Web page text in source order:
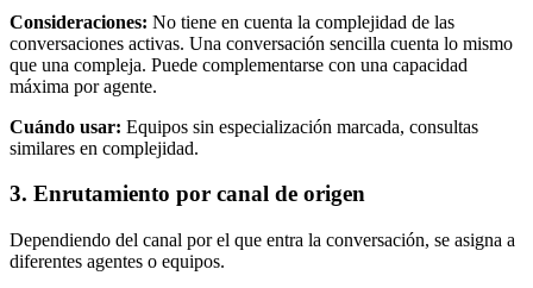
Consideraciones: No tiene en cuenta la complejidad de las
conversaciones activas. Una conversación sencilla cuenta lo mismo
que una compleja. Puede complementarse con una capacidad
máxima por agente.
Cuándo usar: Equipos sin especialización marcada, consultas
similares en complejidad.
3. Enrutamiento por canal de origen
Dependiendo del canal por el que entra la conversación, se asigna a
diferentes agentes o equipos.